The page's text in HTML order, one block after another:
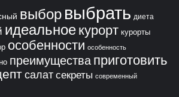
выбор выбрать диета
идеальное курорт курорты
особенности особенность
преимущества приготовить
салат секреты современный